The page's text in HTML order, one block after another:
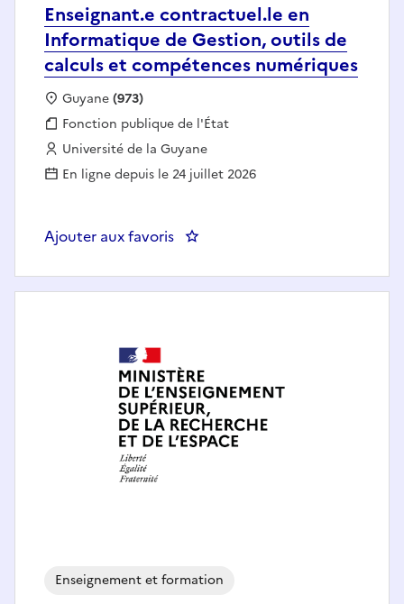
Enseignant.e contractuel.le en
Informatique de Gestion, outils de
calculs et compétences numériques
Localisation :
Guyane(973)
Fonction publique :
Fonction publique de l'État
Employeur :
Université de la Guyane
En ligne depuis le 24 juillet 2026
Ajouter aux favoris : Enseignant.e contractuel.le
Enseignement et formation